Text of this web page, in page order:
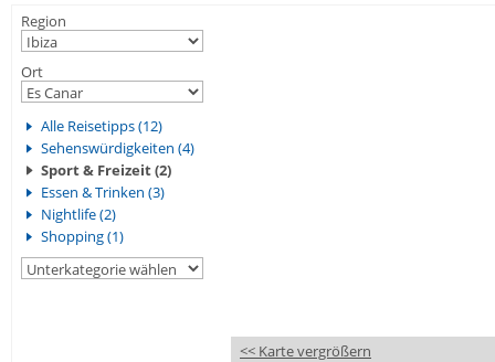
Region
Ort
Alle Reisetipps (12)
Sehenswürdigkeiten (4)
Sport & Freizeit (2)
Essen & Trinken (3)
Nightlife (2)
Shopping (1)
<< Karte vergrößern